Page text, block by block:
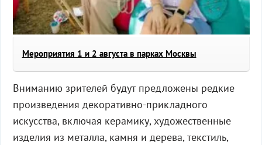
Мероприятия 1 и 2 августа в парках Москвы
Вниманию зрителей будут предложены редкие
произведения декоративно-прикладного
искусства, включая керамику, художественные
изделия из металла, камня и дерева, текстиль,